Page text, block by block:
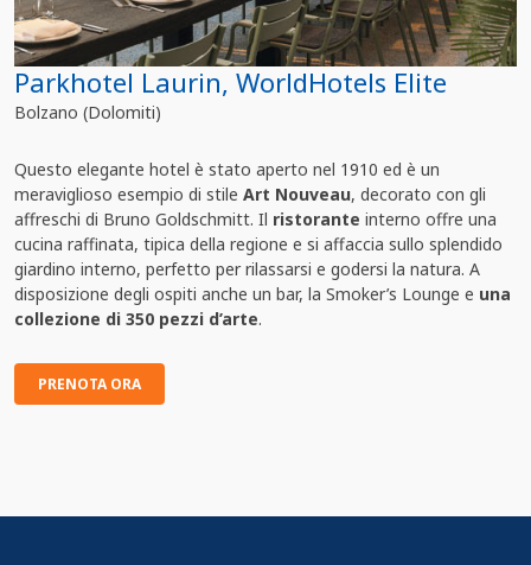
Parkhotel Laurin, WorldHotels Elite
Bolzano (Dolomiti)
Questo elegante hotel è stato aperto nel 1910 ed è un
meraviglioso esempio di stile Art Nouveau, decorato con gli
affreschi di Bruno Goldschmitt. Il ristorante interno offre una
cucina raffinata, tipica della regione e si affaccia sullo splendido
giardino interno, perfetto per rilassarsi e godersi la natura. A
disposizione degli ospiti anche un bar, la Smoker’s Lounge e una
collezione di 350 pezzi d’arte.
PRENOTA ORA